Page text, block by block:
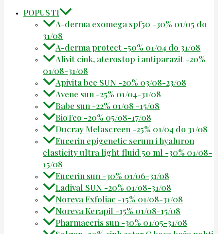
POPUSTI
A-derma exomega spf50 -30% 01/05 do
31/08
A-derma protect -50% 01/04 do 31/08
Alivit cink, aterostop i antiparazit -20%
01/08-31/08
Apivita bee SUN -20% 03/08-23/08
Avene sun -25% 01/04-31/08
Babe sun -22% 01/08 -15/08
BioTeo -20% 05/08-17/08
Ducray Melascreen -25% 01/04 do 31/08
Eucerin epigenetic serum i hyaluron
elasticity ultra light fluid 50 ml -30% 01/08-
15/08
Eucerin sun -30% 01/06-31/08
Ladival SUN -20% 01/08-31/08
Noreva Exfoliac -15% 01/08-31/08
Noreva Kerapil -15% 01/08-15/08
Pharmaceris sun -30% 01/05-31/08